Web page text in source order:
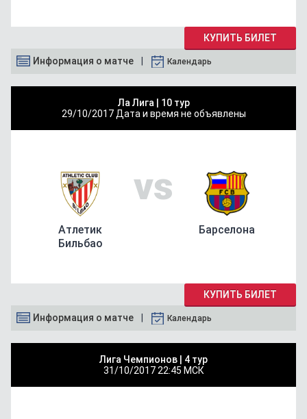
КУПИТЬ БИЛЕТ
Информация о матче Календарь
Ла Лига | 10 тур
29/10/2017 Дата и время не объявлены
Атлетик
Бильбао
vs
Барселона
КУПИТЬ БИЛЕТ
Информация о матче Календарь
Лига Чемпионов | 4 тур
31/10/2017 22:45 МСК